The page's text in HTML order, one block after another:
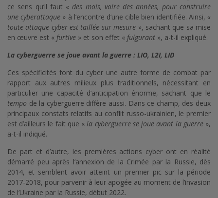
ce sens qu’il faut « des mois, voire des années, pour construire
une cyberattaque » à l’encontre d’une cible bien identifiée. Ainsi, «
toute attaque cyber est taillée sur mesure », sachant que sa mise
en œuvre est « furtive » et son effet « fulgurant », a-t-il expliqué.
La cyberguerre se joue avant la guerre : LIO, L2I, LID
Ces spécificités font du cyber une autre forme de combat par
rapport aux autres milieux plus traditionnels, nécessitant en
particulier une capacité d’anticipation énorme, sachant que le
tempo de la cyberguerre diffère aussi. Dans ce champ, des deux
principaux constats relatifs au conflit russo-ukrainien, le premier
est d’ailleurs le fait que «la cyberguerre se joue avant la guerre»,
a-t-il indiqué.
De part et d’autre, les premières actions cyber ont en réalité
démarré peu après l’annexion de la Crimée par la Russie, dès
2014, et semblent avoir atteint un premier pic sur la période
2017-2018, pour parvenir à leur apogée au moment de l’invasion
de l’Ukraine par la Russie, début 2022.